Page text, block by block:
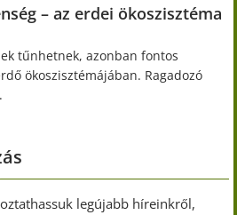
– az erdei ökoszisztéma
tűnhetnek, azonban fontos
ökoszisztémájában. Ragadozó
legújabb híreinkről,